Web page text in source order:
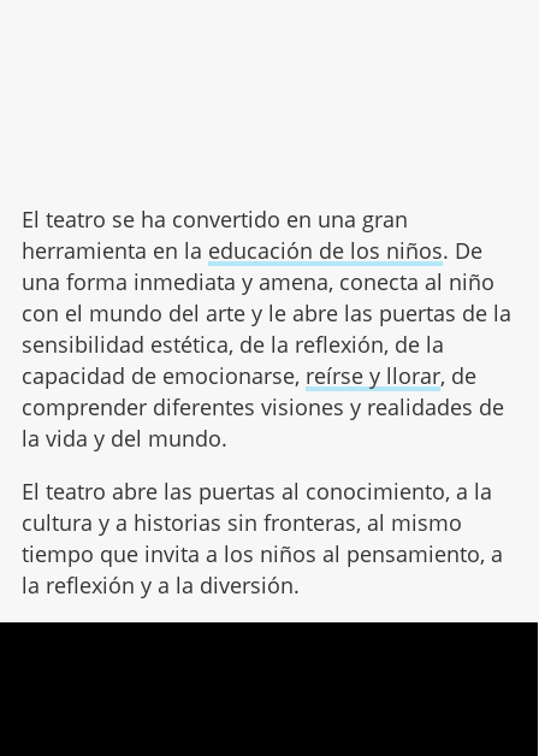
El teatro se ha convertido en una gran
herramienta en la educación de los niños. De
una forma inmediata y amena, conecta al niño
con el mundo del arte y le abre las puertas de la
sensibilidad estética, de la reflexión, de la
capacidad de emocionarse, reírse y llorar, de
comprender diferentes visiones y realidades de
la vida y del mundo.
El teatro abre las puertas al conocimiento, a la
cultura y a historias sin fronteras, al mismo
tiempo que invita a los niños al pensamiento, a
la reflexión y a la diversión.